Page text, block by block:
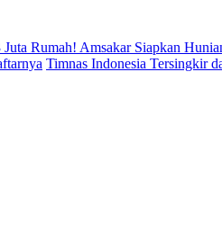
Rumah! Amsakar Siapkan
Timnas Indonesia Tersingkir